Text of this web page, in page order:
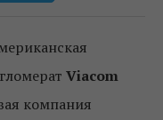
Viacom
компания